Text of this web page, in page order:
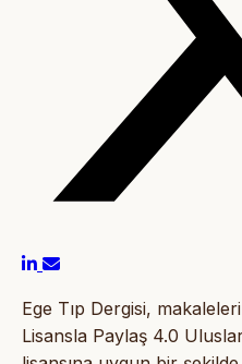
Ege Tıp Dergisi,
Lisansla Paylaş 4.0